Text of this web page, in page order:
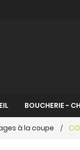
BOUCHERIE -
à la coupe